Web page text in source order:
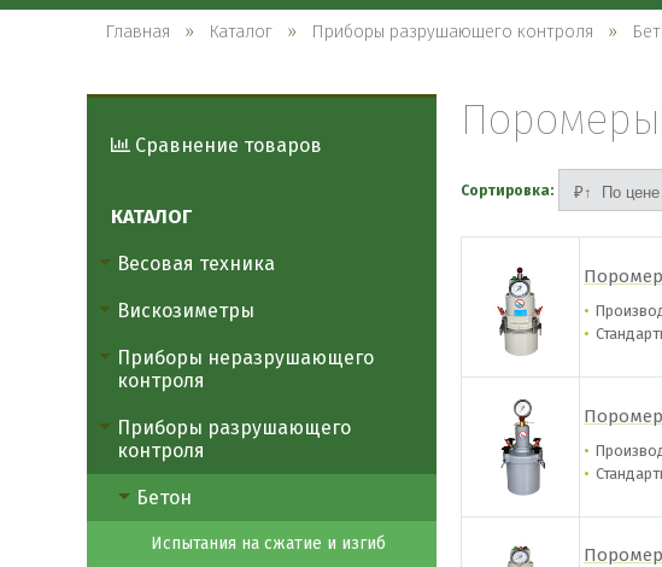
Главная Каталог Приборы разрушающего контроля
Сравнение товаров
КАТАЛОГ
Весовая техника
Вискозиметры
Приборы неразрушающего
контроля
Приборы разрушающего
контроля
Бетон
Испытания на сжатие и изгиб
Поромеры
Сортировка:
Поромер